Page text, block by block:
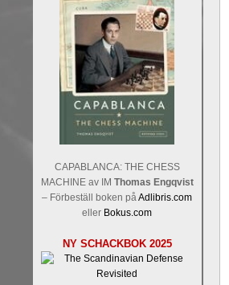
CAPABLANCA: THE CHESS
MACHINE av IM Thomas Engqvist
– Förbeställ boken påAdlibris.com
eller Bokus.com
NY SCHACKBOK 2025